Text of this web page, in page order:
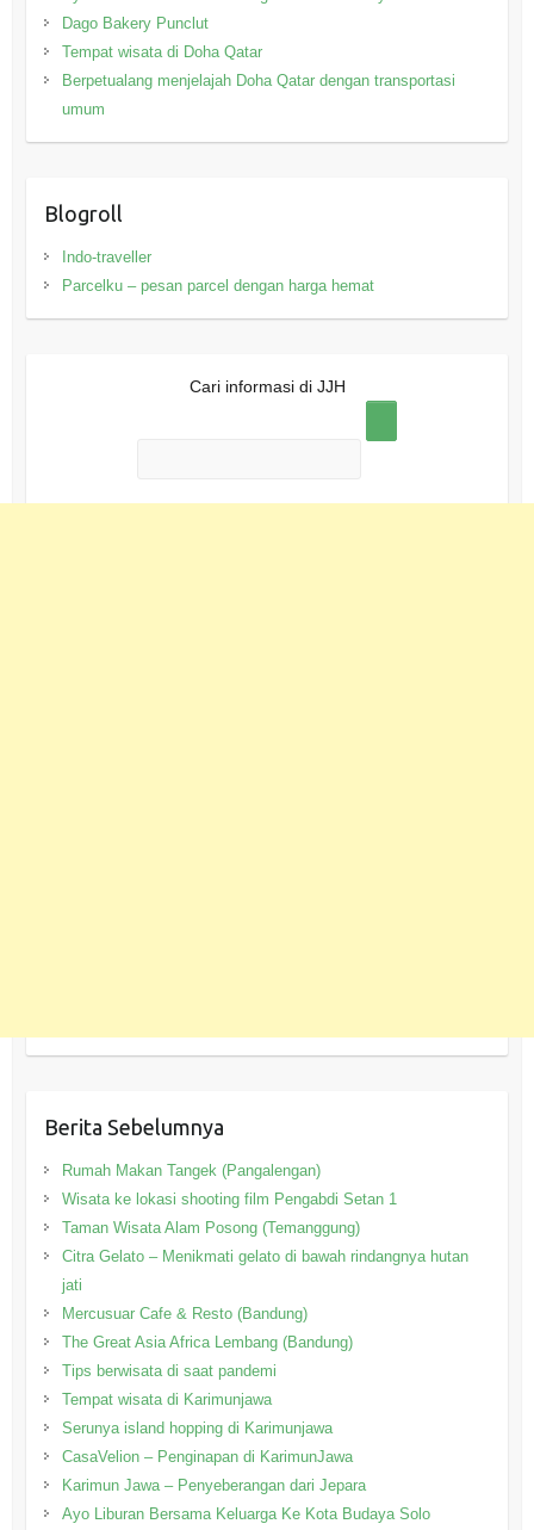
Dago Bakery Punclut
Tempat wisata di Doha Qatar
Berpetualang menjelajah Doha Qatar dengan transportasi
umum
Blogroll
Indo-traveller
Parcelku – pesan parcel dengan harga hemat
Cari informasi di JJH
Berita Sebelumnya
Rumah Makan Tangek (Pangalengan)
Wisata ke lokasi shooting film Pengabdi Setan 1
Taman Wisata Alam Posong (Temanggung)
Citra Gelato – Menikmati gelato di bawah rindangnya hutan
jati
Mercusuar Cafe & Resto (Bandung)
The Great Asia Africa Lembang (Bandung)
Tips berwisata di saat pandemi
Tempat wisata di Karimunjawa
Serunya island hopping di Karimunjawa
CasaVelion – Penginapan di KarimunJawa
Karimun Jawa – Penyeberangan dari Jepara
Ayo Liburan Bersama Keluarga Ke Kota Budaya Solo